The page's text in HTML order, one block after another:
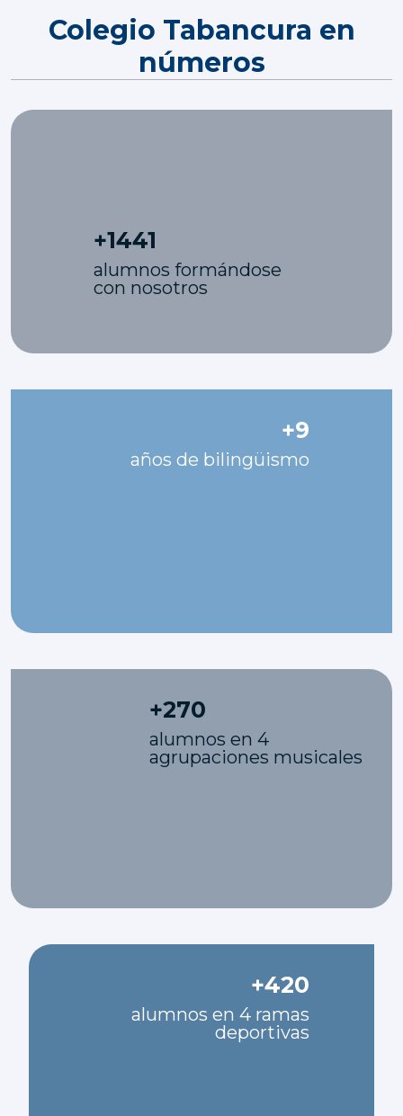
Colegio Tabancura en
números
+1441
alumnos formándose
con nosotros
+9
años de bilingüismo
+270
alumnos en 4
agrupaciones musicales
+420
alumnos en 4 ramas
deportivas